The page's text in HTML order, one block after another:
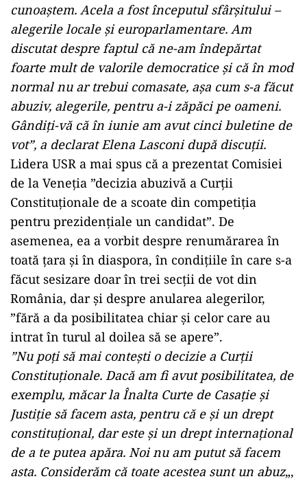
cunoaştem. Acela a fost începutul sfârşitului –
alegerile locale şi europarlamentare. Am
discutat despre faptul că ne-am îndepărtat
foarte mult de valorile democratice şi că în mod
normal nu ar trebui comasate, aşa cum s-a făcut
abuziv, alegerile, pentru a-i zăpăci pe oameni.
Gândiţi-vă că în iunie am avut cinci buletine de
vot”, a declarat Elena Lasconi după discuții.
Lidera USR a mai spus că a prezentat Comisiei
de la Veneția ”decizia abuzivă a Curţii
Constituţionale de a scoate din competiţia
pentru prezidenţiale un candidat”. De
asemenea, ea a vorbit despre renumărarea în
toată ţara şi în diaspora, în condiţiile în care s-a
făcut sesizare doar în trei secţii de vot din
România, dar și despre anularea alegerilor,
”fără a da posibilitatea chiar şi celor care au
intrat în turul al doilea să se apere”.
”Nu poţi să mai conteşti o decizie a Curţii
Constituţionale. Dacă am fi avut posibilitatea, de
exemplu, măcar la Înalta Curte de Casaţie şi
Justiţie să facem asta, pentru că e şi un drept
constituţional, dar este şi un drept internaţional
de a te putea apăra. Noi nu am putut să facem
asta. Considerăm că toate acestea sunt un abuz„,